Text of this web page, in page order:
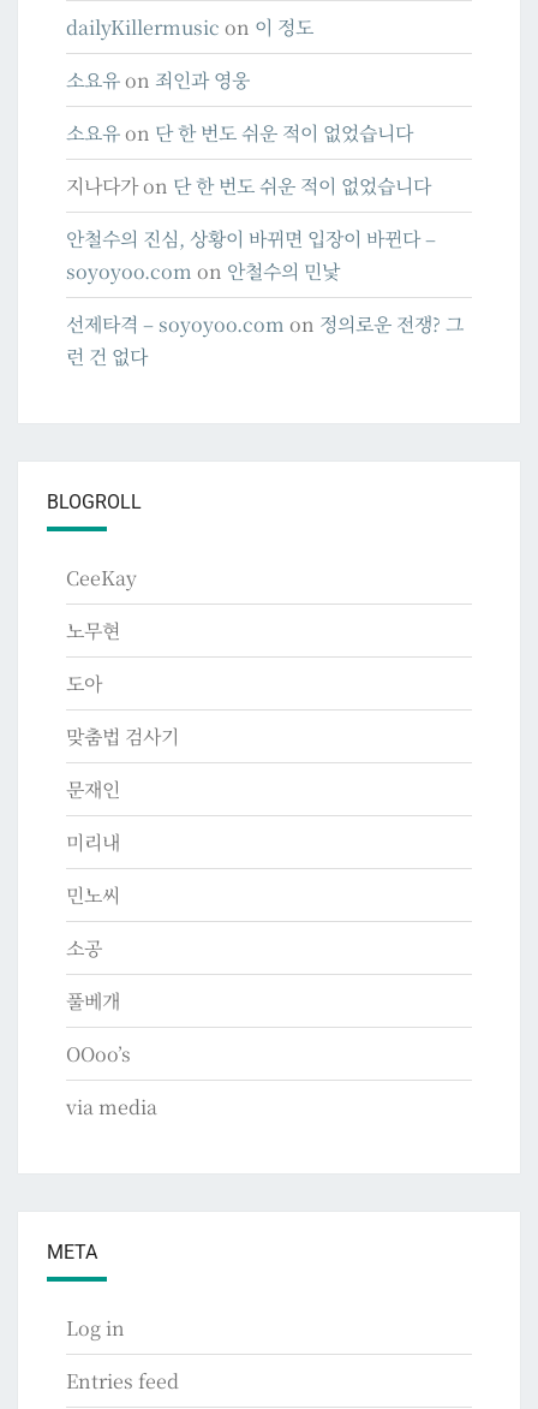
dailyKillermusic on 이 정도
소요유on 죄인과 영웅
소요유on 단 한 번도 쉬운 적이 없었습니다
지나다가on 단 한 번도 쉬운 적이 없었습니다
안철수의 진심, 상황이 바뀌면 입장이 바뀐다 –
soyoyoo.com on 안철수의 민낯
선제타격 – soyoyoo.com on 정의로운 전쟁? 그
런 건 없다
BLOGROLL
CeeKay
노무현
도아
맞춤법 검사기
문재인
미리내
민노씨
소공
풀베개
OOoo’s
via media
META
Log in
Entries feed